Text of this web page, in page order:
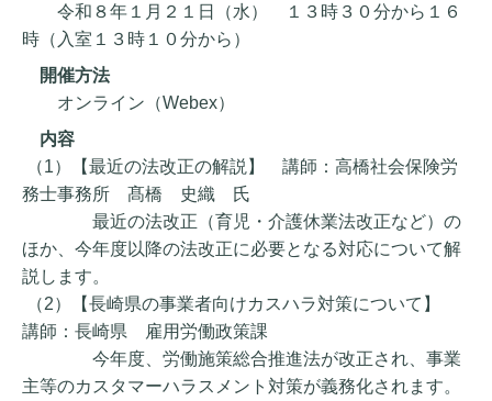
令和８年１月２１日（水） １３時３０分から１６
時（入室１３時１０分から）
開催方法
オンライン（Webex）
内容
（1）【最近の法改正の解説】 講師：高橋社会保険労
務士事務所 髙橋 史織 氏
最近の法改正（育児・介護休業法改正など）の
ほか、今年度以降の法改正に必要となる対応について解
説します。
（2）【長崎県の事業者向けカスハラ対策について】
講師：長崎県 雇用労働政策課
今年度、労働施策総合推進法が改正され、事業
主等のカスタマーハラスメント対策が義務化されます。